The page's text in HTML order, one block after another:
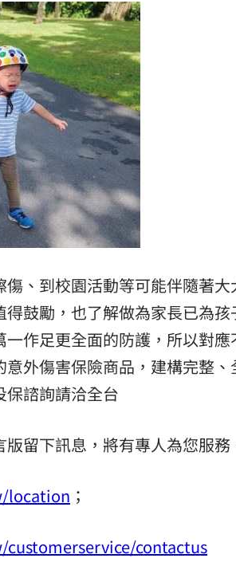
、到校園活動等可能伴隨著大
鼓勵，也了解做為家長已為孩
作足更全面的防護，所以對應
外傷害保險商品，建構完整、
保諮詢請洽全台
留下訊息，將有專人為您服務
location ；
contactus